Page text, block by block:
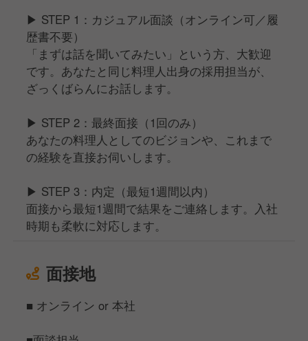
▶︎ STEP 1：カジュアル面談（オンライン可／履
歴書不要）
「まずは話を聞いてみたい」という方、大歓迎
です。あなたと同じ料理人出身の採用担当が、
ざっくばらんにお話します。
▶︎ STEP 2：最終面接（1回のみ）
あなたの料理人としてのビジョンや、これまで
の経験を直接お伺いします。
▶︎ STEP 3：内定（最短1週間以内）
面接から最短1週間で結果をご連絡します。入社
時期も柔軟に対応します。
面接地
■ オンライン or 本社